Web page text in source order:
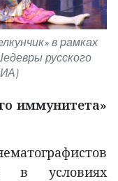
в рамках
русского
иммунитета»
в условиях